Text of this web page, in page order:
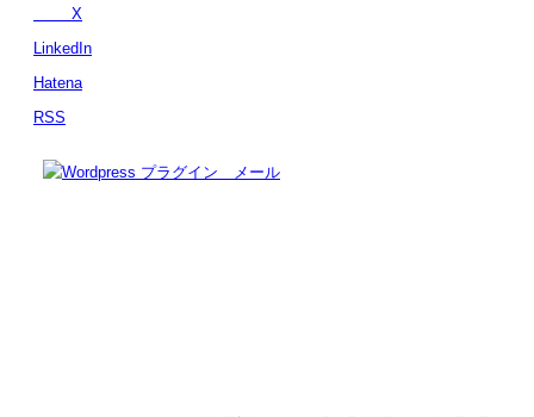
X
LinkedIn
Hatena
RSS